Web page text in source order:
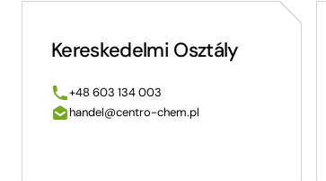
Kereskedelmi Osztály
+48 603 134 003
handel@centro-chem.pl